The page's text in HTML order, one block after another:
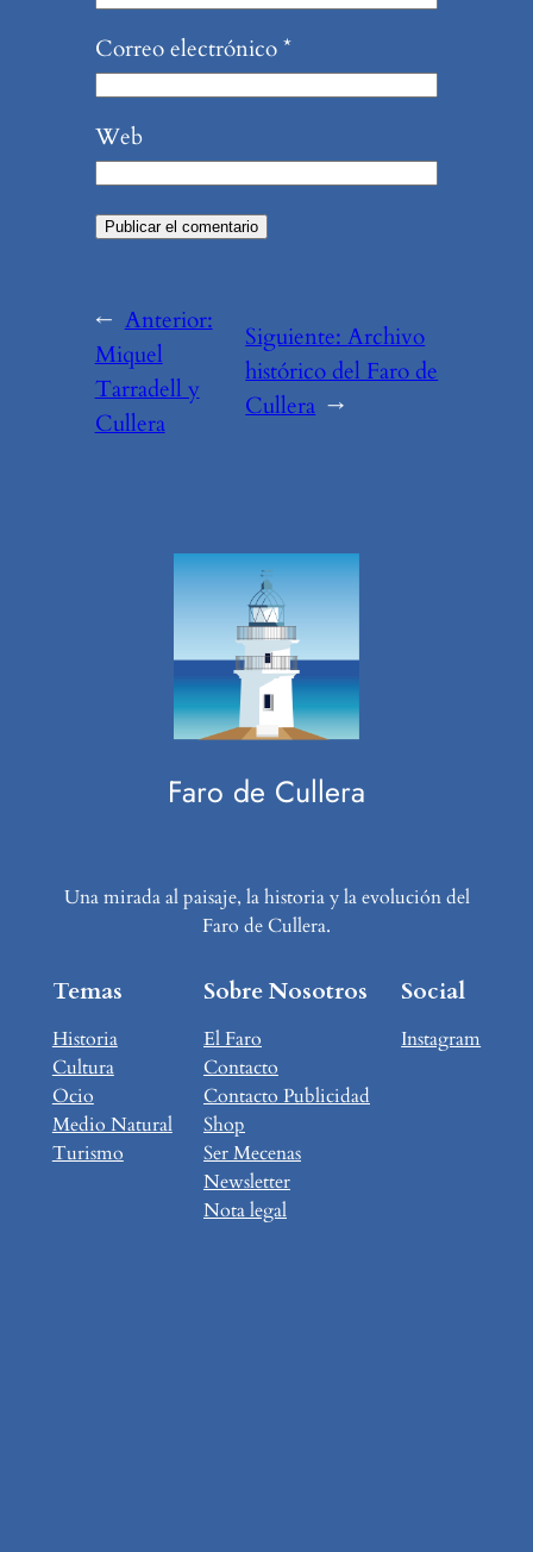
Correo electrónico*
Web
← Anterior:
Miquel
Tarradell y
Cullera
Siguiente:Archivo
histórico del Faro de
Cullera →
Faro de Cullera
Una mirada al paisaje, la historia y la evolución del
Faro de Cullera.
Temas
Historia
Cultura
Ocio
Medio Natural
Turismo
Sobre Nosotros
El Faro
Contacto
Contacto Publicidad
Shop
Ser Mecenas
Newsletter
Nota legal
Social
Instagram